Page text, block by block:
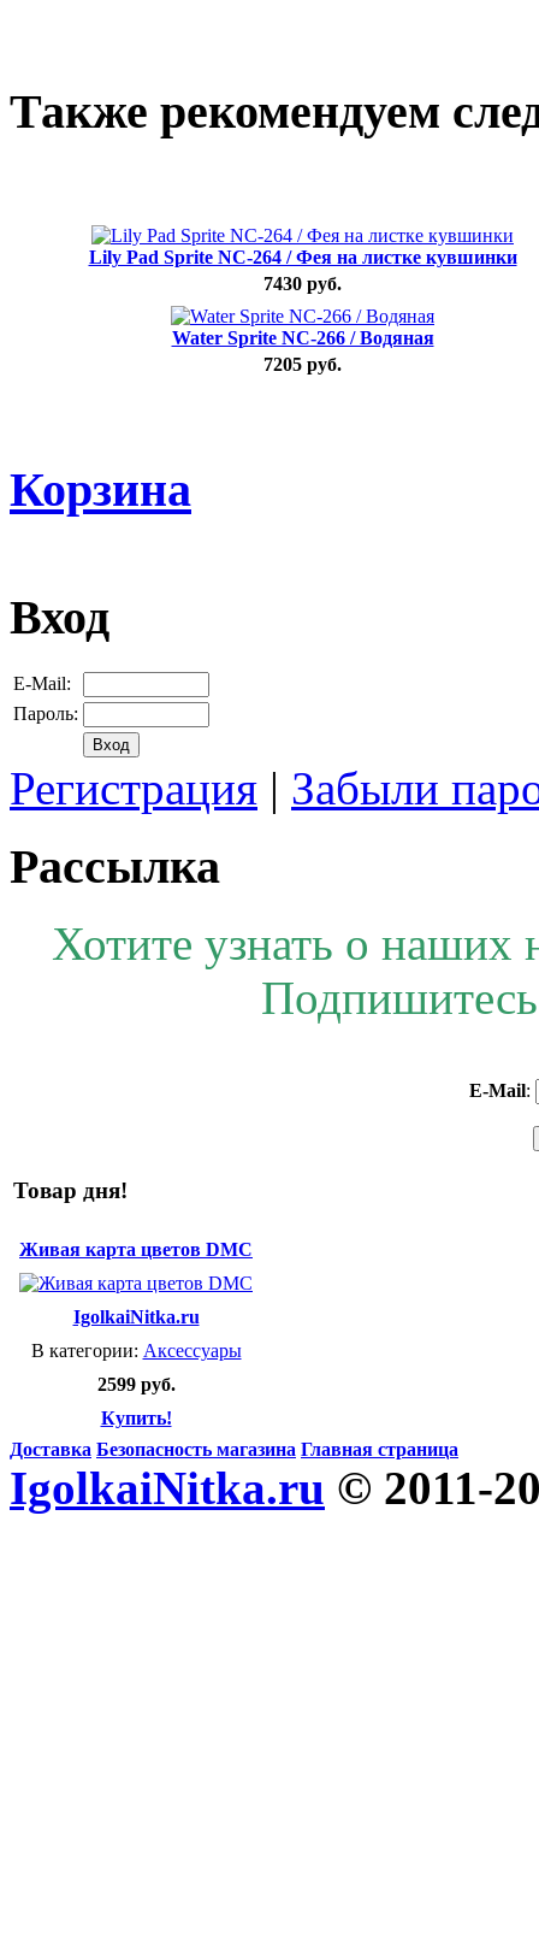
Также рекомендуем
Lily Pad Sprite NC-264 / Фея на листке кувшинки
7430 руб.
Water Sprite NC-266 / Водяная
7205 руб.
Корзина
Вход
E-Mail:
Пароль:
Регистрация | Забыли
Рассылка
Хотите узнать о наших
E-Mail:
Товар дня!
Живая карта цветов DMC
IgolkaiNitka.ru
В категории: Аксессуары
2599 руб.
Купить!
Доставка Безопасность магазина Главная страница
IgolkaiNitka.ru © 2011-